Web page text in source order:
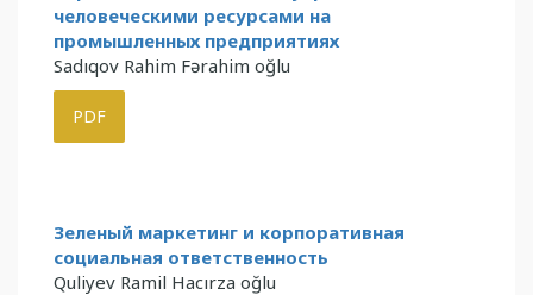
человеческими ресурсами на
промышленных предприятиях
Sadıqov Rahim Fərahim oğlu
PDF
Зеленый маркетинг и корпоративная
социальная ответственность
Quliyev Ramil Hacırza oğlu